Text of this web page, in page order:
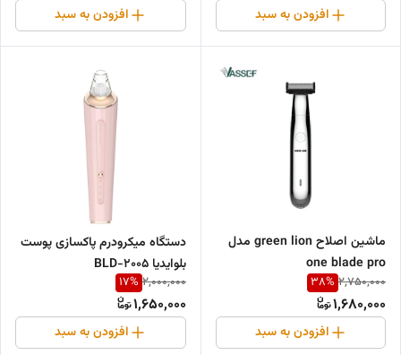
افزودن به سبد افزودن به سبد
ماشین اصلاح green lion مدل
one blade pro
2,750,000
38%
1,680,000
افزودن به سبد
دستگاه میکرودرم پاکسازی پوست
بلوایدیا BLD-2005
2,000,000
17%
1,650,000
افزودن به سبد